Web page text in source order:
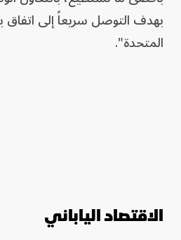
بهدف التوصل سريعاً إلى اتفاق
المتحدة".
الاقتصاد الياباني